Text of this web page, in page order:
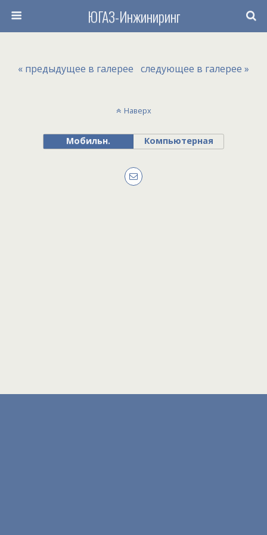
ЮГАЗ-Инжиниринг
« предыдущее в галерее следующее в галерее »
Наверх
Мобильн. Компьютерная